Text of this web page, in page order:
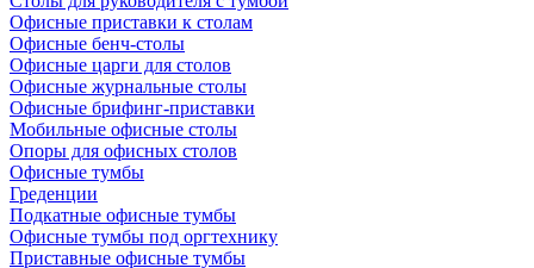
Офисные приставки к столам
Офисные бенч-столы
Офисные царги для столов
Офисные журнальные столы
Офисные брифинг-приставки
Мобильные офисные столы
Опоры для офисных столов
Офисные тумбы
Греденции
Подкатные офисные тумбы
Офисные тумбы под оргтехнику
Приставные офисные тумбы